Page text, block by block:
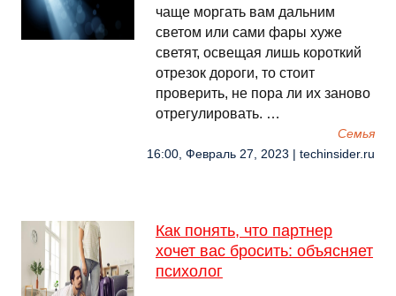
чаще моргать вам дальним
светом или сами фары хуже
светят, освещая лишь короткий
отрезок дороги, то стоит
проверить, не пора ли их заново
отрегулировать. …
Семья
16:00, Февраль 27, 2023 | techinsider.ru
Как понять, что партнер
хочет вас бросить: объясняет
психолог